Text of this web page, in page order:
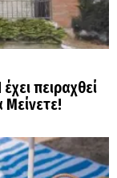
πειραχθεί
Μείνετε!